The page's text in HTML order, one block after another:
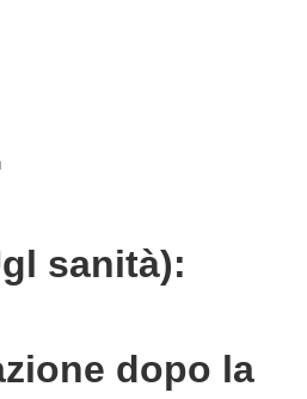
sanità):
dopo la